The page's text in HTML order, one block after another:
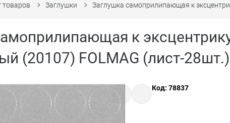
товаров Заглушки Заглушка самоприлипающая к
к
(20107) FOLMAG (лист-28шт.)
Код: 78837